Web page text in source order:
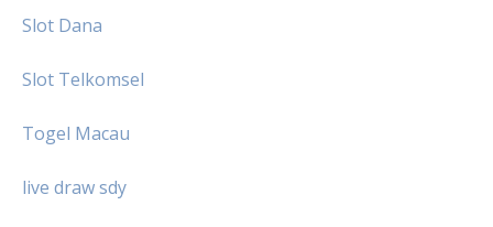
Slot Dana
Slot Telkomsel
Togel Macau
live draw sdy